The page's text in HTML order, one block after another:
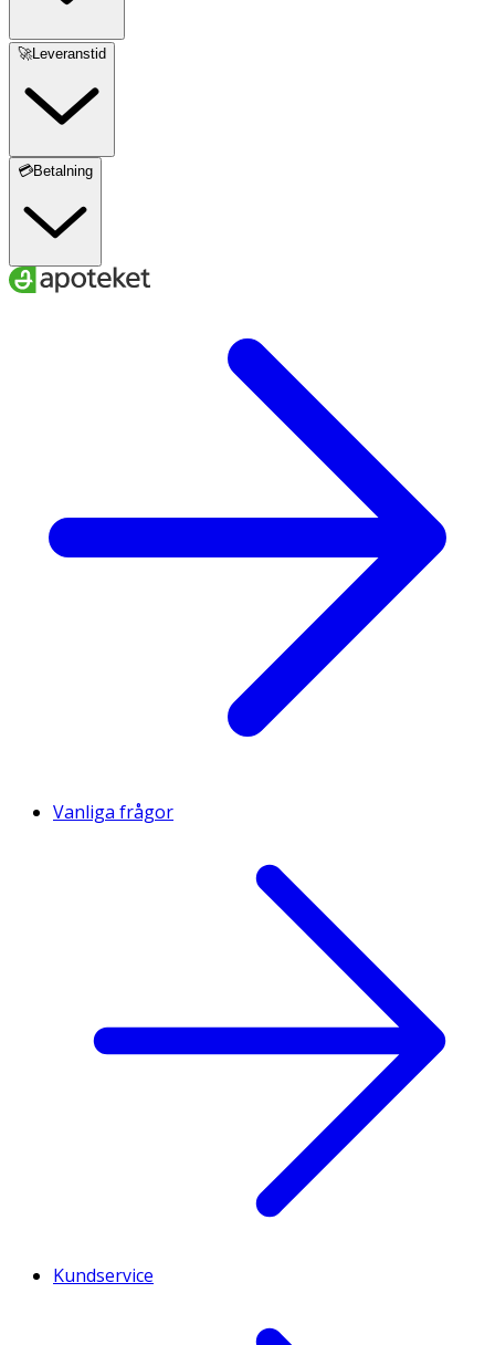
🚀Leveranstid
💳Betalning
Vanliga frågor
Kundservice